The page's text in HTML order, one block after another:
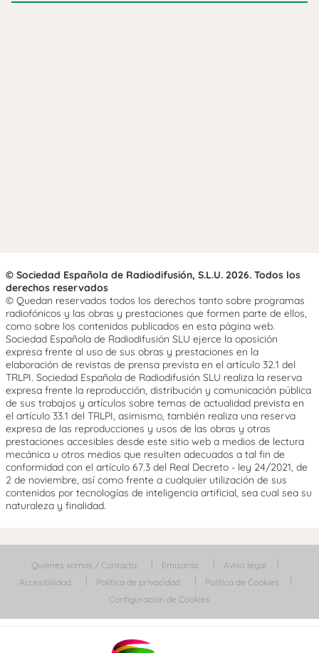
© Sociedad Española de Radiodifusión, S.L.U. 2026. Todos los
derechos reservados
© Quedan reservados todos los derechos tanto sobre programas
radiofónicos y las obras y prestaciones que formen parte de ellos,
como sobre los contenidos publicados en esta página web.
Sociedad Española de Radiodifusión SLU ejerce la oposición
expresa frente al uso de sus obras y prestaciones en la
elaboración de revistas de prensa prevista en el artículo 32.1 del
TRLPI. Sociedad Española de Radiodifusión SLU realiza la reserva
expresa frente la reproducción, distribución y comunicación pública
de sus trabajos y artículos sobre temas de actualidad prevista en
el artículo 33.1 del TRLPI, asimismo, también realiza una reserva
expresa de las reproducciones y usos de las obras y otras
prestaciones accesibles desde este sitio web a medios de lectura
mecánica u otros medios que resulten adecuados a tal fin de
conformidad con el artículo 67.3 del Real Decreto - ley 24/2021, de
2 de noviembre, así como frente a cualquier utilización de sus
contenidos por tecnologías de inteligencia artificial, sea cual sea su
naturaleza y finalidad.
Quiénes somos / Contacta Emisoras
Aviso legal
Accesibilidad
Política de privacidad
Política de Cookies
Configuración de Cookies